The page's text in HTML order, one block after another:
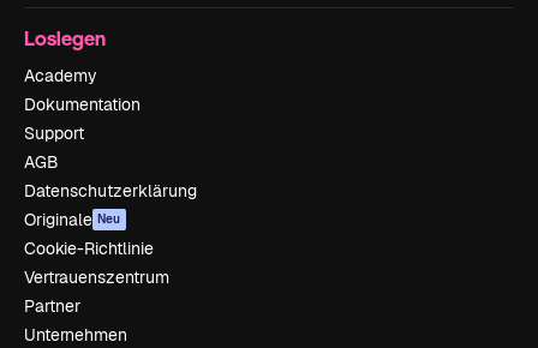
Loslegen
Academy
Dokumentation
Support
AGB
Datenschutzerklärung
Originale Neu
Cookie-Richtlinie
Vertrauenszentrum
Partner
Unternehmen